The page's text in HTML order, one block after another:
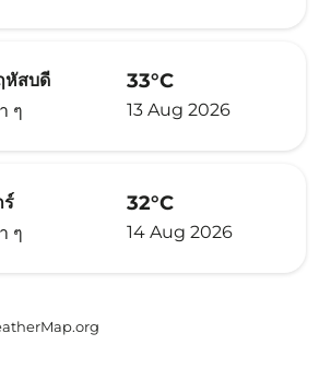
หัสบดี
ๆ
33°C
13 Aug 2026
ร์
ๆ
32°C
14 Aug 2026